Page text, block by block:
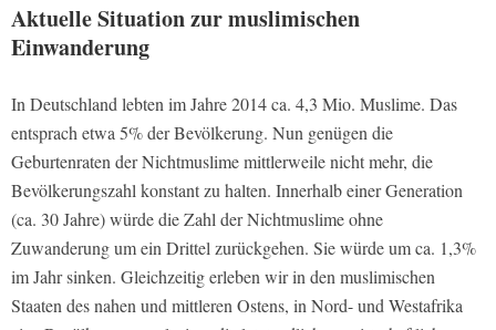
Aktuelle Situation zur muslimischen
Einwanderung
In Deutschland lebten im Jahre 2014 ca. 4,3 Mio. Muslime. Das
entsprach etwa 5% der Bevölkerung. Nun genügen die
Geburtenraten der Nichtmuslime mittlerweile nicht mehr, die
Bevölkerungszahl konstant zu halten. Innerhalb einer Generation
(ca. 30 Jahre) würde die Zahl der Nichtmuslime ohne
Zuwanderung um ein Drittel zurückgehen. Sie würde um ca. 1,3%
im Jahr sinken. Gleichzeitig erleben wir in den muslimischen
Staaten des nahen und mittleren Ostens, in Nord- und Westafrika